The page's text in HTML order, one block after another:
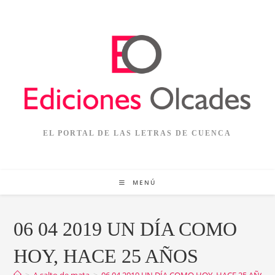
EL PORTAL DE LAS LETRAS DE CUENCA
MENÚ
06 04 2019 UN DÍA COMO
HOY, HACE 25 AÑOS